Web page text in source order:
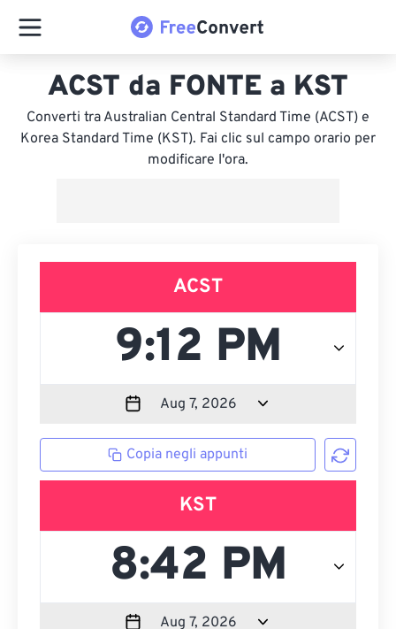
ACST da FONTE a KST
Converti tra Australian Central Standard Time (ACST) e
Korea Standard Time (KST). Fai clic sul campo orario per
modificare l'ora.
ACST
Copia negli appunti
KST